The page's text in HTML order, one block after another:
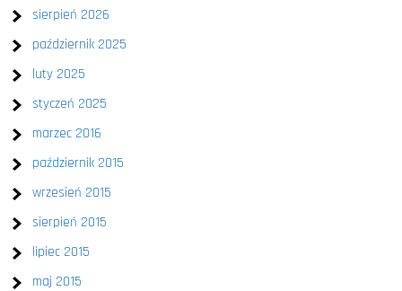
sierpień 2026
październik 2025
luty 2025
styczeń 2025
marzec 2016
październik 2015
wrzesień 2015
sierpień 2015
lipiec 2015
maj 2015